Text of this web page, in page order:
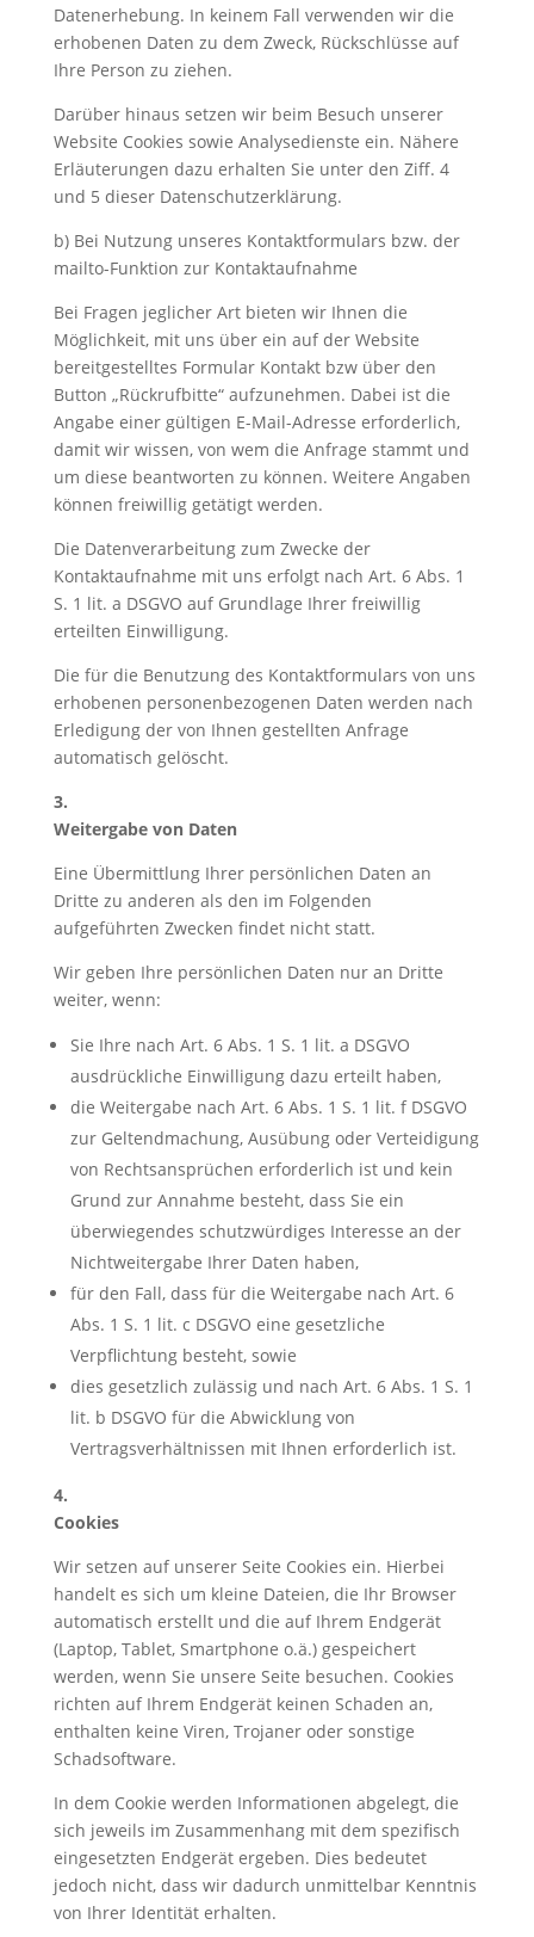
Datenerhebung. In keinem Fall verwenden wir die
erhobenen Daten zu dem Zweck, Rückschlüsse auf
Ihre Person zu ziehen.
Darüber hinaus setzen wir beim Besuch unserer
Website Cookies sowie Analysedienste ein. Nähere
Erläuterungen dazu erhalten Sie unter den Ziff. 4
und 5 dieser Datenschutzerklärung.
b) Bei Nutzung unseres Kontaktformulars bzw. der
mailto-Funktion zur Kontaktaufnahme
Bei Fragen jeglicher Art bieten wir Ihnen die
Möglichkeit, mit uns über ein auf der Website
bereitgestelltes Formular Kontakt bzw über den
Button „Rückrufbitte“ aufzunehmen. Dabei ist die
Angabe einer gültigen E-Mail-Adresse erforderlich,
damit wir wissen, von wem die Anfrage stammt und
um diese beantworten zu können. Weitere Angaben
können freiwillig getätigt werden.
Die Datenverarbeitung zum Zwecke der
Kontaktaufnahme mit uns erfolgt nach Art. 6 Abs. 1
S. 1 lit. a DSGVO auf Grundlage Ihrer freiwillig
erteilten Einwilligung.
Die für die Benutzung des Kontaktformulars von uns
erhobenen personenbezogenen Daten werden nach
Erledigung der von Ihnen gestellten Anfrage
automatisch gelöscht.
3.
Weitergabe von Daten
Eine Übermittlung Ihrer persönlichen Daten an
Dritte zu anderen als den im Folgenden
aufgeführten Zwecken findet nicht statt.
Wir geben Ihre persönlichen Daten nur an Dritte
weiter, wenn:
Sie Ihre nach Art. 6 Abs. 1 S. 1 lit. a DSGVO
ausdrückliche Einwilligung dazu erteilt haben,
die Weitergabe nach Art. 6 Abs. 1 S. 1 lit. f DSGVO
zur Geltendmachung, Ausübung oder Verteidigung
von Rechtsansprüchen erforderlich ist und kein
Grund zur Annahme besteht, dass Sie ein
überwiegendes schutzwürdiges Interesse an der
Nichtweitergabe Ihrer Daten haben,
für den Fall, dass für die Weitergabe nach Art. 6
Abs. 1 S. 1 lit. c DSGVO eine gesetzliche
Verpflichtung besteht, sowie
dies gesetzlich zulässig und nach Art. 6 Abs. 1 S. 1
lit. b DSGVO für die Abwicklung von
Vertragsverhältnissen mit Ihnen erforderlich ist.
4.
Cookies
Wir setzen auf unserer Seite Cookies ein. Hierbei
handelt es sich um kleine Dateien, die Ihr Browser
automatisch erstellt und die auf Ihrem Endgerät
(Laptop, Tablet, Smartphone o.ä.) gespeichert
werden, wenn Sie unsere Seite besuchen. Cookies
richten auf Ihrem Endgerät keinen Schaden an,
enthalten keine Viren, Trojaner oder sonstige
Schadsoftware.
In dem Cookie werden Informationen abgelegt, die
sich jeweils im Zusammenhang mit dem spezifisch
eingesetzten Endgerät ergeben. Dies bedeutet
jedoch nicht, dass wir dadurch unmittelbar Kenntnis
von Ihrer Identität erhalten.